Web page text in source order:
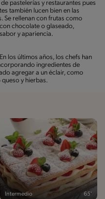
pastelerías y restaurantes pues
también lucen bien en las
Se rellenan con frutas como
chocolate o glaseado,
y apariencia.
En los últimos años, los chefs han
ingredientes de
agregar a un éclair, como
y hierbas.
Intermedio 65'